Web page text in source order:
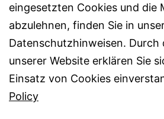
eingesetzten Cookies und die
abzulehnen, finden Sie in
Datenschutzhinweisen. Durch
unserer Website erklären Sie
Einsatz von Cookies
Policy